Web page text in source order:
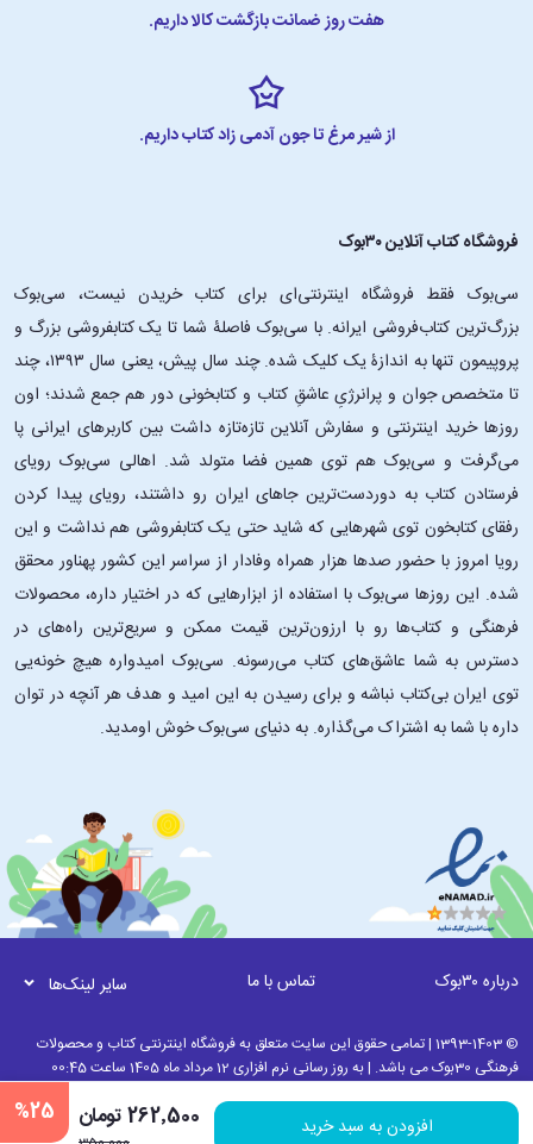
افزودن به سبد خرید 262٬500 تومان %25
هفت روز ضمانت بازگشت کالا داریم.
از شیر مرغ تا جون آدمی زاد کتاب داریم.
فروشگاه کتاب آنلاین ۳۰بوک
سی‌بوک فقط فروشگاه اینترنتی‌ای برای کتاب خریدن نیست، سی‌بوک
بزرگ‌ترین کتاب‌فروشی ایرانه. با سی‌بوک فاصلۀ شما تا یک کتابفروشی بزرگ و
پروپیمون تنها به اندازۀ یک کلیک شده. چند سال پیش، یعنی سال ۱۳۹۳، چند
تا متخصص جوان و پرانرژیِ عاشقِ کتاب و کتابخونی دور هم جمع شدند؛ اون‌
روزها خرید اینترنتی و سفارش آنلاین تازه‌تازه داشت بین کاربرهای ایرانی پا
می‌گرفت و سی‌بوک هم توی همین فضا متولد شد. اهالی سی‌بوک رویای
فرستادن کتاب به دوردست‌ترین جاهای ایران رو داشتند، رویای پیدا کردن
رفقای کتابخون توی شهرهایی که شاید حتی یک کتابفروشی هم نداشت و این
رویا امروز با حضور صدها هزار همراه وفادار از سراسر این کشور پهناور محقق
شده. این ‌روزها سی‌بوک با استفاده از ابزارهایی که در اختیار داره، محصولات
فرهنگی و کتاب‌ها رو با ارزون‌ترین قیمت ممکن و سریع‌ترین راه‌های در
دسترس به شما عاشق‌های کتاب می‌رسونه. سی‌بوک امیدواره هیچ خونه‌یی
توی ایران بی‌کتاب نباشه و برای رسیدن به این امید و هدف هر آنچه در توان
داره با شما به اشتراک می‌گذاره. به دنیای سی‌بوک خوش اومدید.
درباره ۳۰بوک تماس با ما سایر لینک‌ها
© 1393-1403 | تمامی حقوق این سایت متعلق به فروشگاه اینترنتی کتاب و محصولات
فرهنگی 30بوک می باشد. | به روز رسانی نرم افزاری 12 مرداد ماه 1405 ساعت 00:45